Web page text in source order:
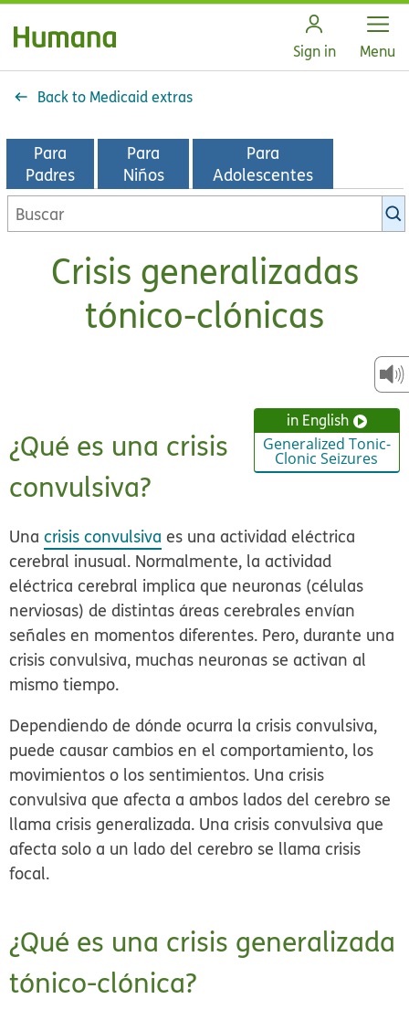
Sign in Open
Menu
Back to Medicaid extras
Para
Padres
Para
Niños
Para
Adolescentes
Buscar
en
bibliotecaCrisis generalizadas
tónico-clónicas
in English
Generalized Tonic-
Clonic Seizures
¿Qué es una crisis
convulsiva?
Unacrisis convulsiva es una actividad eléctrica
cerebral inusual. Normalmente, la actividad
eléctrica cerebral implica que neuronas (células
nerviosas) de distintas áreas cerebrales envían
señales en momentos diferentes. Pero, durante una
crisis convulsiva, muchas neuronas se activan al
mismo tiempo.
Dependiendo de dónde ocurra la crisis convulsiva,
puede causar cambios en el comportamiento, los
movimientos o los sentimientos. Una crisis
convulsiva que afecta a ambos lados del cerebro se
llama crisisgeneralizada. Una crisis convulsiva que
afecta solo a un lado del cerebro se llama crisis
focal.
¿Qué es una crisis generalizada
tónico-clónica?